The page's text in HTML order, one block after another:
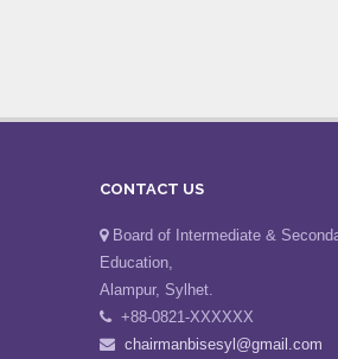
CONTACT US
Board of Intermediate &
Education,
Alampur, Sylhet.
+88-0821-XXXXXX
chairmanbisesyl@gmail.com